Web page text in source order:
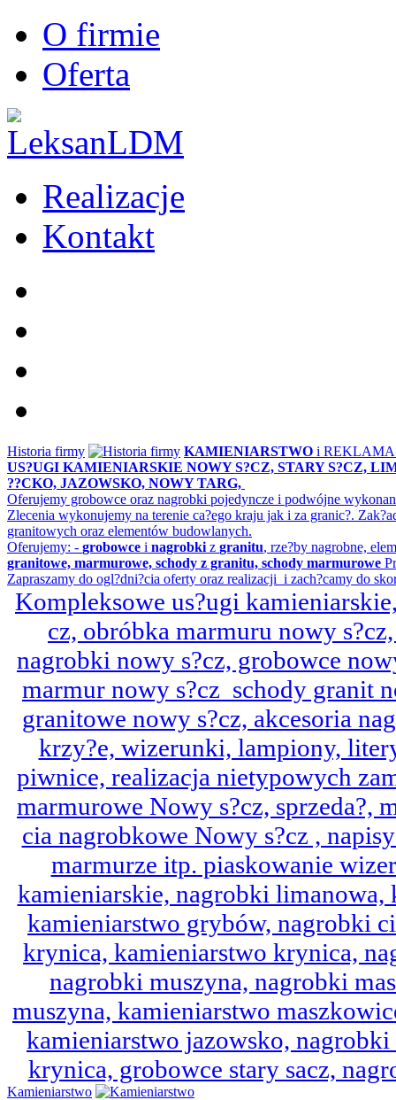
O firmie
Oferta
Realizacje
Kontakt
Historia firmy KAMIENIARSTWO i
US?UGI KAMIENIARSKIE NOWY S?CZ, STARY S?CZ,
??CKO, JAZOWSKO, NOWY TARG,
Oferujemy grobowce oraz nagrobki pojedyncze i podwójne
Zlecenia wykonujemy na terenie ca?ego kraju jak i za granic?.
granitowych oraz elementów budowlanych.
Oferujemy: - grobowce i nagrobki z granitu, rze?by nagrobne,
granitowe, marmurowe, schody z granitu, schody marmurowe
Zapraszamy do ogl?dni?cia oferty oraz realizacji i zach?camy do
Kompleksowe us?ugi
cz, obróbka marmuru nowy
nagrobki nowy s?cz, grobowce
marmur nowy s?cz schody granit
granitowe nowy s?cz, akcesoria
krzy?e, wizerunki, lampiony,
piwnice, realizacja nietypowych
marmurowe Nowy s?cz, sprzeda?,
cia nagrobkowe Nowy s?cz ,
marmurze itp. piaskowanie
kamieniarskie, nagrobki
kamieniarstwo grybów, nagrobki
krynica, kamieniarstwo krynica,
nagrobki muszyna, nagrobki
muszyna, kamieniarstwo
kamieniarstwo jazowsko,
krynica, grobowce stary sacz,
Kamieniarstwo